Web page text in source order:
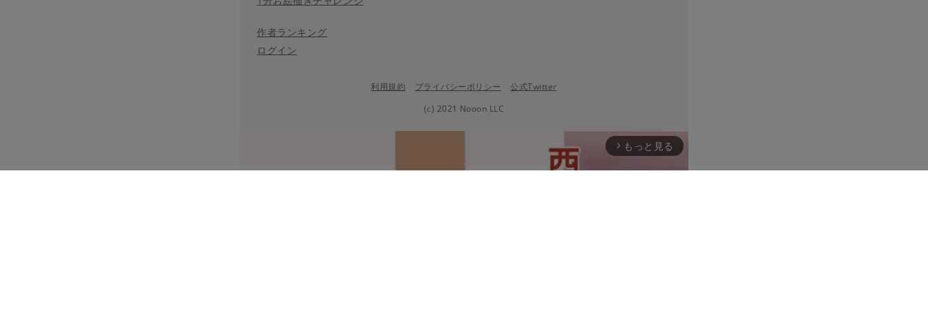
作者ランキング
ログイン
利用規約 プライバシーポリシー
公式Twitter
(c) 2021 Nooon LLC
arrow_forward_ios もっと見る